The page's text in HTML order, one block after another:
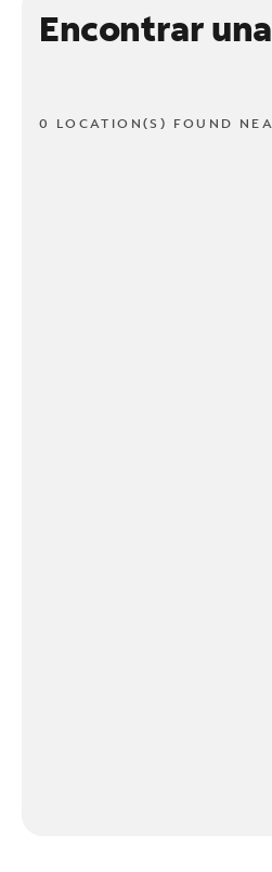
Encontrar
0 LOCATION(S) FOUND